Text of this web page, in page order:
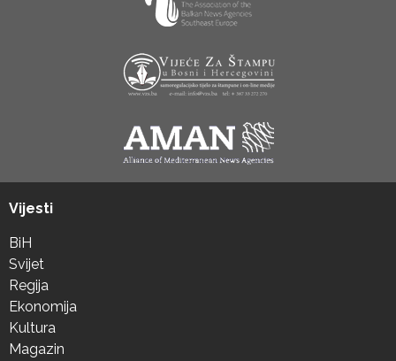
Vijesti
BiH
Svijet
Regija
Ekonomija
Kultura
Magazin